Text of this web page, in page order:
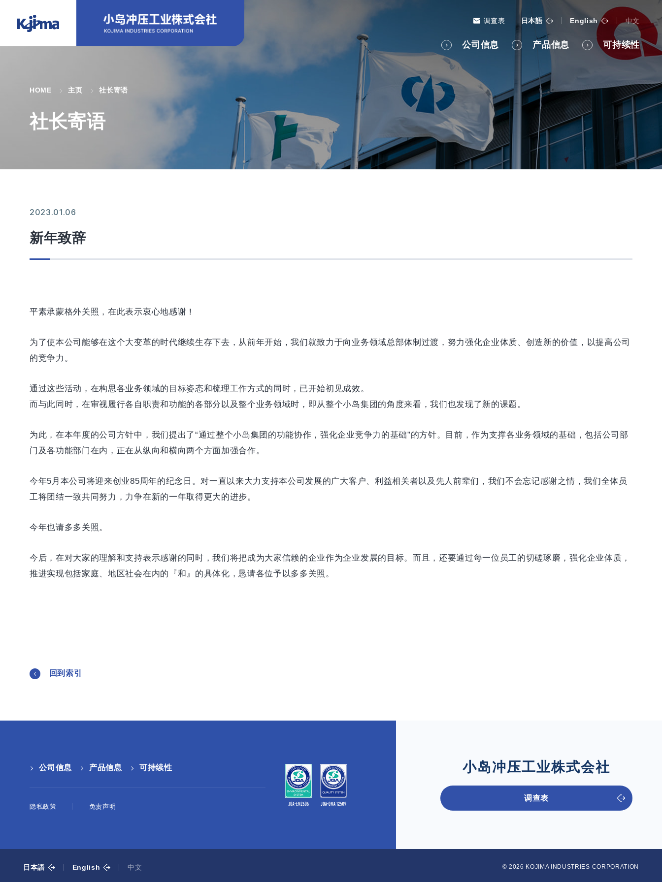
调查表 日本語 English 中文
公司信息 产品信息 可持续性
HOME 主页 社长寄语
社长寄语
2023.01.06
新年致辞
平素承蒙格外关照，在此表示衷心地感谢！
为了使本公司能够在这个大变革的时代继续生存下去，从前年开始，我们就致力于向业务领域总部体制过渡，努力强化企业体质、创造新的价值，以提高公司
的竞争力。
通过这些活动，在构思各业务领域的目标姿态和梳理工作方式的同时，已开始初见成效。
而与此同时，在审视履行各自职责和功能的各部分以及整个业务领域时，即从整个小岛集团的角度来看，我们也发现了新的课题。
为此，在本年度的公司方针中，我们提出了“通过整个小岛集团的功能协作，强化企业竞争力的基础”的方针。目前，作为支撑各业务领域的基础，包括公司部
门及各功能部门在内，正在从纵向和横向两个方面加强合作。
今年5月本公司将迎来创业85周年的纪念日。对一直以来大力支持本公司发展的广大客户、利益相关者以及先人前辈们，我们不会忘记感谢之情，我们全体员
工将团结一致共同努力，力争在新的一年取得更大的进步。
今年也请多多关照。
今后，在对大家的理解和支持表示感谢的同时，我们将把成为大家信赖的企业作为企业发展的目标。而且，还要通过每一位员工的切磋琢磨，强化企业体质，
推进实现包括家庭、地区社会在内的『和』的具体化，恳请各位予以多多关照。
回到索引
公司信息 产品信息 可持续性
隐私政策 免责声明
小岛冲压工业株式会社
调查表
日本語 English 中文 © 2026 KOJIMA INDUSTRIES CORPORATION